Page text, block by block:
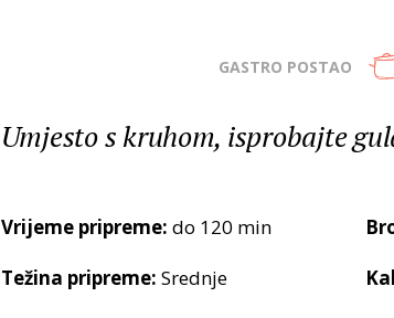
GASTRO POSTAO
Umjesto s kruhom, isprobajte
Vrijeme pripreme: do 120 min
Težina pripreme: Srednje